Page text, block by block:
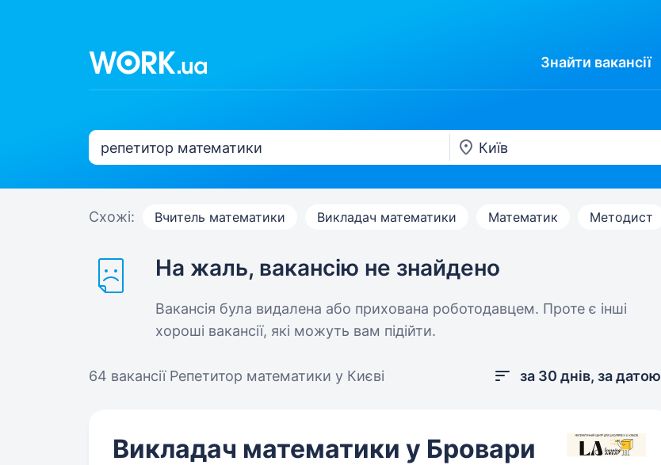
Знайти вакансії
Схожі: Вчитель математики Викладач математики Математик Методист
На жаль, вакансію не знайдено
Вакансія була видалена або прихована роботодавцем. Проте є інші
хороші вакансії, які можуть вам підійти.
64 вакансії Репетитор математики у Києві за 30 днів, за датою
Викладач математики у Бровари